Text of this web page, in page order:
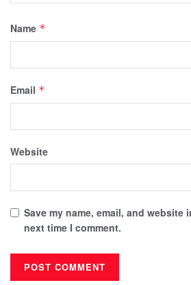
Name *
Email *
Website
Save my name, email, and
next time I comment.